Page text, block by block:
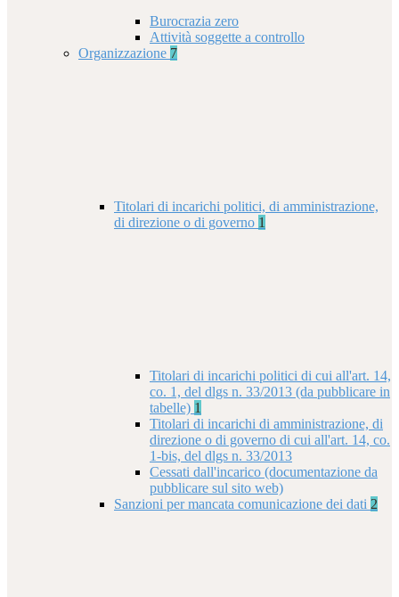
Burocrazia zero
Attività soggette a controllo
Organizzazione 7
Titolari di incarichi politici, di amministrazione,
di direzione o di governo 1
Titolari di incarichi politici di cui all'art. 14,
co. 1, del dlgs n. 33/2013 (da pubblicare in
tabelle) 1
Titolari di incarichi di amministrazione, di
direzione o di governo di cui all'art. 14, co.
1-bis, del dlgs n. 33/2013
Cessati dall'incarico (documentazione da
pubblicare sul sito web)
Sanzioni per mancata comunicazione dei dati 2